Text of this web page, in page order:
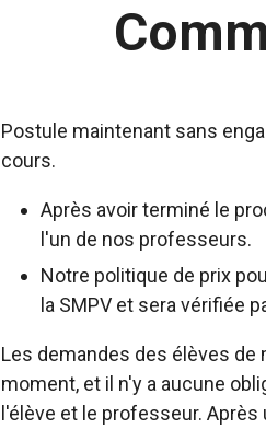
Postule maintenant sans
cours.
Après avoir terminé le
l'un de nos professeurs.
Notre politique de prix
la SMPV et sera vérifiée
Les demandes des élèves
moment, et il n'y a aucune
l'élève et le professeur.